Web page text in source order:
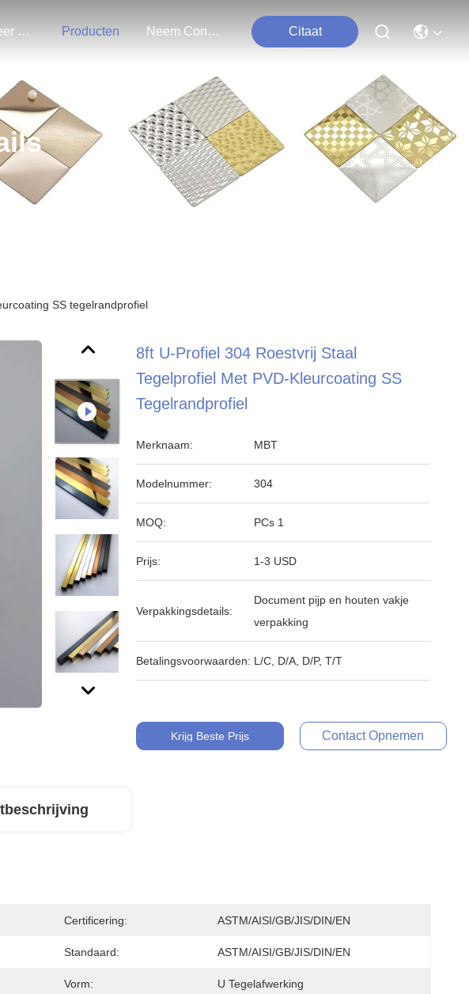
Ongeveer Ons Producten Neem Contact Met Ons Op Citaat
SS tegelrandprofiel
8ft U-Profiel 304 Roestvrij Staal
Tegelprofiel Met PVD-Kleurcoating SS
Tegelrandprofiel
Merknaam: MBT
Modelnummer: 304
MOQ: PCs 1
Prijs: 1-3 USD
Verpakkingsdetails:
Document pijp en houten vakje
verpakking
Betalingsvoorwaarden: L/C, D/A, D/P, T/T
Krijg Beste Prijs Contact Opnemen
Certificering: ASTM/AISI/GB/JIS/DIN/EN
Standaard: ASTM/AISI/GB/JIS/DIN/EN
Vorm: U Tegelafwerking